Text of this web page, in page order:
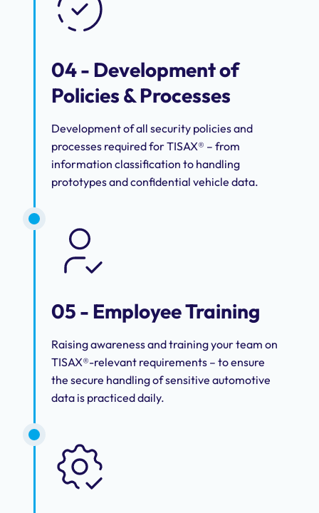
04 - Development of
Policies & Processes
Development of all security policies and
processes required for TISAX® – from
information classification to handling
prototypes and confidential vehicle data.
05 - Employee Training
Raising awareness and training your team on
TISAX®-relevant requirements – to ensure
the secure handling of sensitive automotive
data is practiced daily.